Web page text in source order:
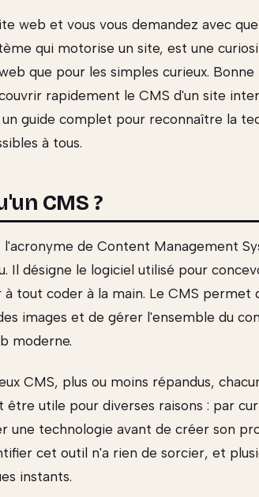
web et vous vous demandez avec
qui motorise un site, est une
que pour les simples curieux.
rapidement le CMS d'un site
un guide complet pour reconnaître la
à tous.
CMS ?
de Content Management
Il désigne le logiciel utilisé pour
tout coder à la main. Le CMS permet
images et de gérer l'ensemble du
moderne.
CMS, plus ou moins répandus,
être utile pour diverses raisons : par
une technologie avant de créer son
cet outil n'a rien de sorcier, et
instants.